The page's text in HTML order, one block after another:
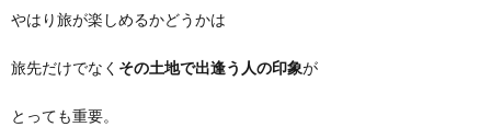
やはり旅が楽しめるかどうかは
旅先だけでなく その土地で出逢う人の印象が
とっても重要。